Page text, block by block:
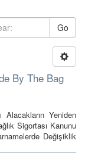
Go
By The Bag
Alacakların Yeniden
Sigortası Kanunu
Değişiklik